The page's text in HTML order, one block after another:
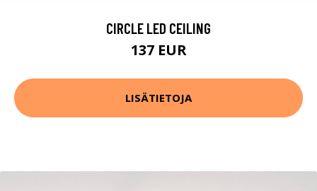
CIRCLE LED CEILING
137 EUR
LISÄTIETOJA